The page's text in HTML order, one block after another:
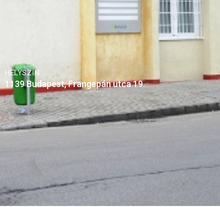
HELYSZÍN:
1139 Budapest, Frangepán utca 19.